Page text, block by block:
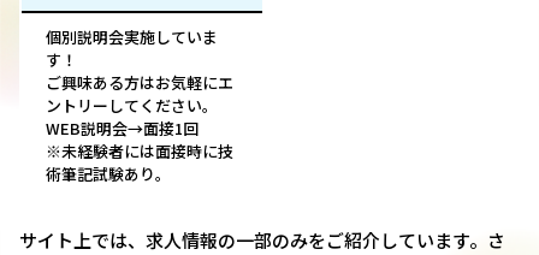
個別説明会実施していま
す！
ご興味ある方はお気軽にエ
ントリーしてください。
WEB説明会→面接1回
※未経験者には面接時に技
術筆記試験あり。
サイト上では、求人情報の一部のみをご紹介しています。さ